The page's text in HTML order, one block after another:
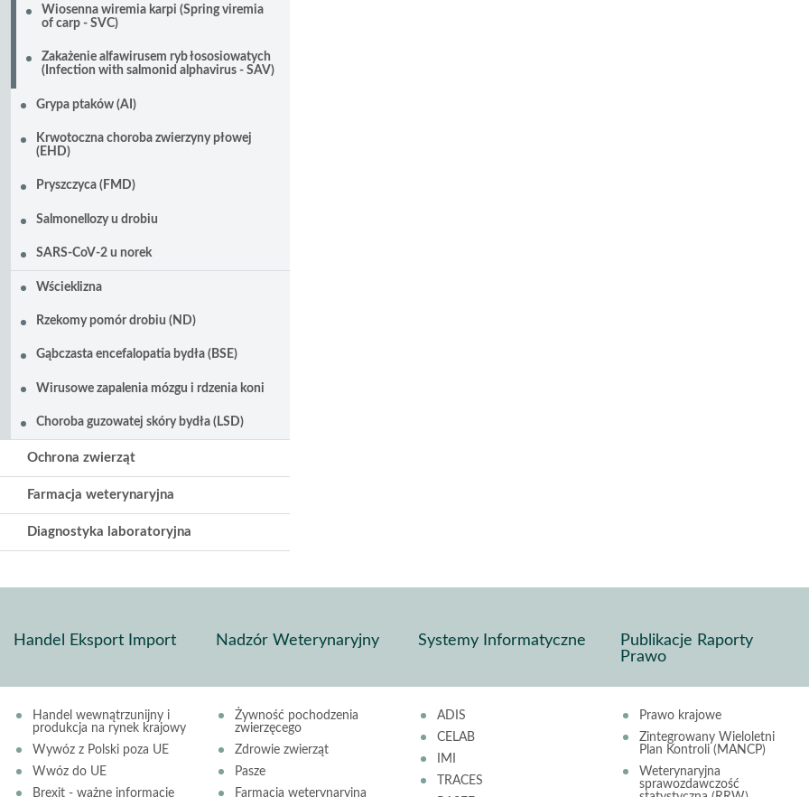
Wiosenna wiremia karpi (Spring viremia
of carp - SVC)
Zakażenie alfawirusem ryb łososiowatych
(Infection with salmonid alphavirus - SAV)
Grypa ptaków (AI)
Krwotoczna choroba zwierzyny płowej
(EHD)
Pryszczyca (FMD)
Salmonellozy u drobiu
SARS-CoV-2 u norek
Wścieklizna
Rzekomy pomór drobiu (ND)
Gąbczasta encefalopatia bydła (BSE)
Wirusowe zapalenia mózgu i rdzenia koni
Choroba guzowatej skóry bydła (LSD)
Ochrona zwierząt
Farmacja weterynaryjna
Diagnostyka laboratoryjna
Handel Eksport Import
Handel wewnątrzunijny i
produkcja na rynek krajowy
Wywóz z Polski poza UE
Wwóz do UE
Brexit - ważne informacje
Nadzór Weterynaryjny
Żywność pochodzenia
zwierzęcego
Zdrowie zwierząt
Pasze
Farmacja weterynaryjna
Systemy Informatyczne
ADIS
CELAB
IMI
TRACES
Publikacje Raporty
Prawo
Prawo krajowe
Zintegrowany Wieloletni
Plan Kontroli (MANCP)
Weterynaryjna
sprawozdawczość